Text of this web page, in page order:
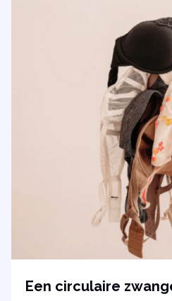
Een circulaire